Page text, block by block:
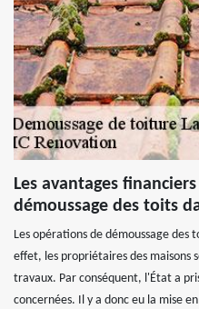
Les avantages
démoussage des toits
Les opérations de démoussage des
effet, les propriétaires des maisons
travaux. Par conséquent, l'État a
concernées. Il y a donc eu la mise